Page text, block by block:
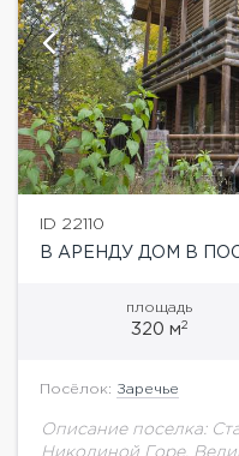
ID 22110
В АРЕНДУ ДОМ В
площадь
320 м2
Посёлок: Заречье
Описание поселка:
Николиной Горе.